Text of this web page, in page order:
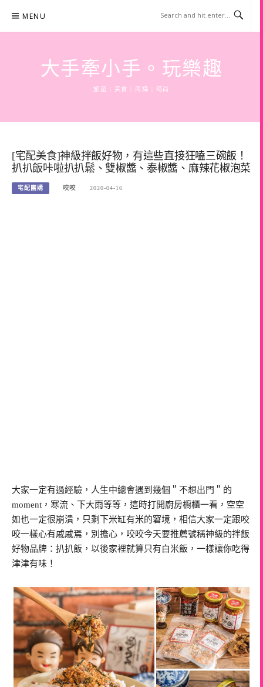
content
MENU
大手牽小手。玩樂趣
旅遊 | 美食 | 商攝 | 時尚
[宅配美食]神級拌飯好物，有這些直接狂嗑三碗飯！
扒扒飯咔啦扒扒鬆、雙椒醬、泰椒醬、麻辣花椒泡菜
宅配團購 咬咬 2020-04-16
大家一定有過經驗，人生中總會遇到幾個＂不想出門＂的
moment，寒流、下大雨等等，這時打開廚房櫥櫃一看，空空
如也一定很崩潰，只剩下米缸有米的窘境，相信大家一定跟咬
咬一樣心有戚戚焉，別擔心，咬咬今天要推薦號稱神級的拌飯
好物品牌：扒扒飯，以後家裡就算只有白米飯，一樣讓你吃得
津津有味！